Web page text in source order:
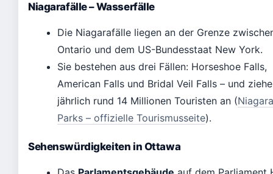
Niagarafälle – Wasserfälle
Die Niagarafälle liegen an der Grenze
Ontario und dem US-Bundesstaat New York.
Sie bestehen aus drei Fällen: Horseshoe Falls,
American Falls und Bridal Veil Falls – und
jährlich rund 14 Millionen Touristen an (Niagara
Parks – offizielle Tourismusseite).
Sehenswürdigkeiten in Ottawa